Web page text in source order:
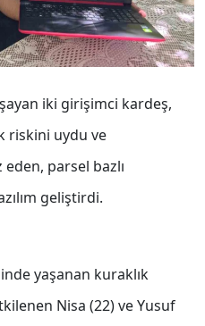
iki girişimci kardeş,
riskini uydu ve
parsel bazlı
geliştirdi.
yaşanan kuraklık
Nisa (22) ve Yusuf